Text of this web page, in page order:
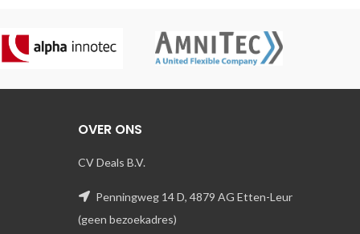
OVER ONS
CV Deals B.V.
Penningweg 14 D, 4879 AG Etten-Leur
(geen bezoekadres)